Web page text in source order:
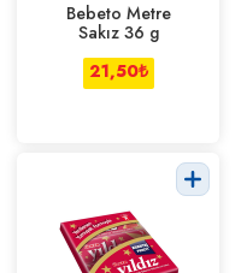
Bebeto Metre
Sakız 36 g
21,50₺